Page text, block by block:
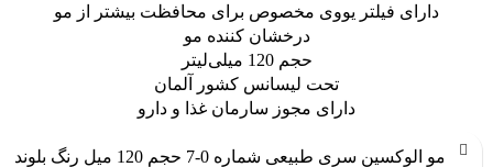
دارای فیلتر یووی مخصوص برای محافظت بیشتر از مو
درخشان کننده مو
حجم 120 میلی‌لیتر
تحت لیسانس کشور آلمان
دارای مجوز سارمان غذا و دارو
رنگ مو الوکسین سری طبیعی شماره 0-7 حجم 120 میل رنگ بلوند